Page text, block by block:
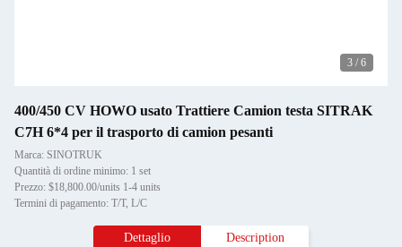
3 / 6
400/450 CV HOWO usato Trattiere Camion testa SITRAK
C7H 6*4 per il trasporto di camion pesanti
Marca: SINOTRUK
Quantità di ordine minimo: 1 set
Prezzo: $18,800.00/units 1-4 units
Termini di pagamento: T/T, L/C
Dettaglio Description